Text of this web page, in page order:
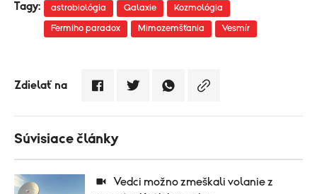
Tagy: astrobiológia Galaxie Kozmológia
Fermiho paradox Mimozemšťania Vesmír
Zdielať na
Súvisiace články